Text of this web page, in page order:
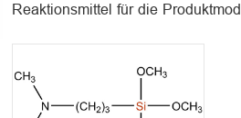
Reaktionsmittel für die